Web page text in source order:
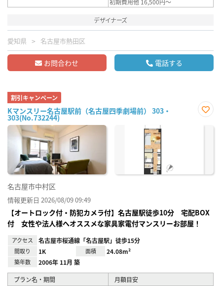
デザイナーズ
愛知県 名古屋市熱田区
お問合わせ 電話する
割引キャンペーン
Kマンスリー名古屋駅前（名古屋四季劇場前） 303・
303(No.732244)
に入
名古屋市中村区
情報更新日 2026/08/09 09:49
【オートロック付・防犯カメラ付】名古屋駅徒歩10分 宅配BOX
付 女性や法人様へオススメな家具家電付マンスリーお部屋！
アクセス 名古屋市桜通線「名古屋駅」徒歩15分
間取り 1K 面積 24.08m²
築年数 2006年 11月 築
プラン名・期間 月額目安